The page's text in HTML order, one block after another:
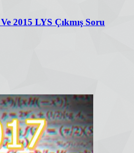
2015 LYS Çıkmış Soru